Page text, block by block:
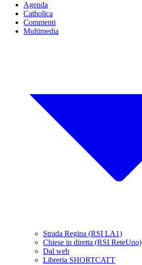
Agenda
Catholica
Commenti
Multimedia
Strada Regina (RSI LA1)
Chiese in diretta (RSI ReteUno)
Dal web
Libreria SHORTCATT